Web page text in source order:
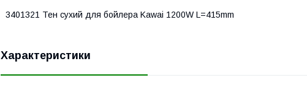
3401321 Тен сухий для бойлера Kawai 1200W L=415mm
Характеристики